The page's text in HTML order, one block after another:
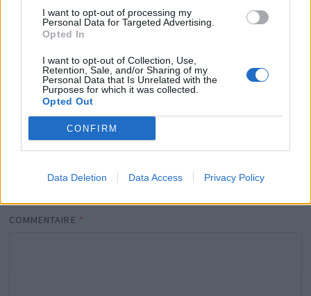
I want to opt-out of processing my
Personal Data for Targeted Advertising.
Opted In
I want to opt-out of Collection, Use,
Retention, Sale, and/or Sharing of my
Personal Data that Is Unrelated with the
Purposes for which it was collected.
Opted Out
CONFIRM
Data Deletion Data Access Privacy Policy
Meghan Markle et Harry effacés d’Instagram : le
12 novembre 2025
Laisser un commentaire
Votre adresse e-mail ne sera pas publiée.
obligatoires sont indiqués avec
COMMENTAIRE *